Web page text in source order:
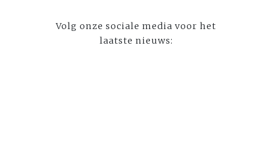
Volg onze sociale media voor het
laatste nieuws: